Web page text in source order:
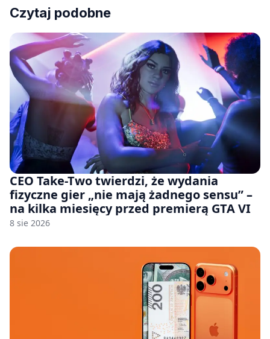
Czytaj podobne
CEO Take-Two twierdzi, że wydania
fizyczne gier „nie mają żadnego sensu” –
na kilka miesięcy przed premierą GTA VI
8 sie 2026